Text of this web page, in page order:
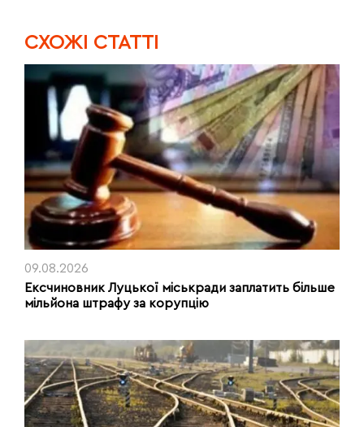
CХОЖІ СТАТТІ
09.08.2026
Ексчиновник Луцької міськради заплатить більше
мільйона штрафу за корупцію